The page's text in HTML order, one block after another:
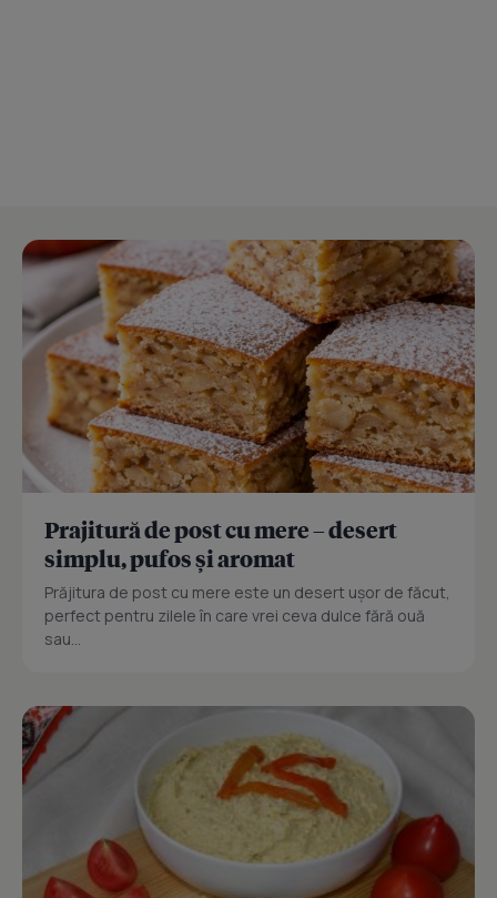
Prajitură de post cu mere – desert
simplu, pufos și aromat
Prăjitura de post cu mere este un desert ușor de făcut,
perfect pentru zilele în care vrei ceva dulce fără ouă
sau...